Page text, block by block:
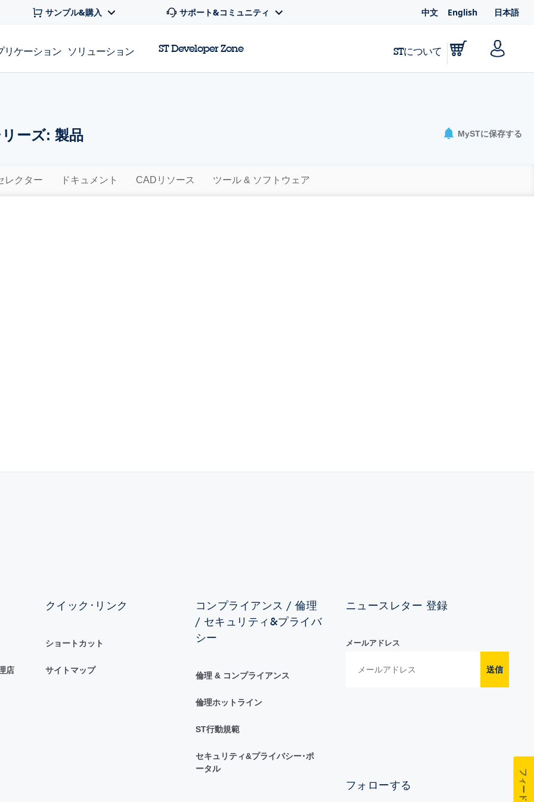
サンプル&購入 サポート&コミュニティ 中文 English 日本語
リケーション ソリューション ST Developer Zone STについて
ーズ: 製品 MySTに保存する
レクター ドキュメント CADリソース ツール & ソフトウェア
店
クイック･リンク
ショートカット
サイトマップ
コンプライアンス / 倫理
/ セキュリティ&プライバ
シー
倫理 & コンプライアンス
倫理ホットライン
ST行動規範
セキュリティ&プライバシー･ポ
ータル
ニュースレター 登録
メールアドレス
送信
フォローする